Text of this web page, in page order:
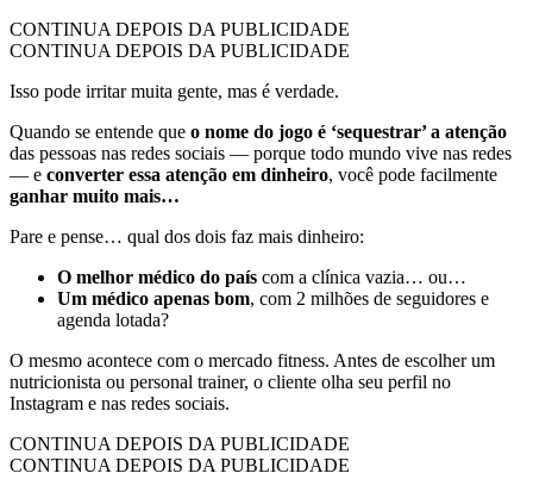
CONTINUA DEPOIS DA PUBLICIDADE
CONTINUA DEPOIS DA PUBLICIDADE
Isso pode irritar muita gente, mas é verdade.
Quando se entende que o nome do jogo é ‘sequestrar’ a atenção
das pessoas nas redes sociais — porque todo mundo vive nas redes
— e converter essa atenção em dinheiro, você pode facilmente
ganhar muito mais…
Pare e pense… qual dos dois faz mais dinheiro:
O melhor médico do país com a clínica vazia… ou…
Um médico apenas bom, com 2 milhões de seguidores e
agenda lotada?
O mesmo acontece com o mercado fitness. Antes de escolher um
nutricionista ou personal trainer, o cliente olha seu perfil no
Instagram e nas redes sociais.
CONTINUA DEPOIS DA PUBLICIDADE
CONTINUA DEPOIS DA PUBLICIDADE